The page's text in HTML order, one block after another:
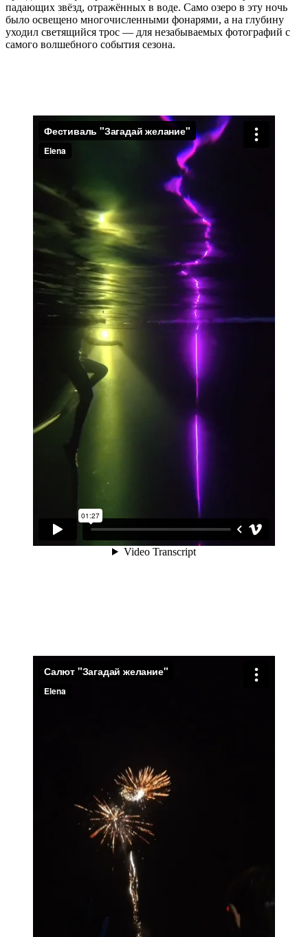
падающих звёзд, отражённых в воде. Само озеро в эту ночь
было освещено многочисленными фонарями, а на глубину
уходил светящийся трос — для незабываемых фотографий с
самого волшебного события сезона.